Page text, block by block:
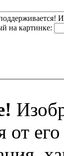
на картинке:
от